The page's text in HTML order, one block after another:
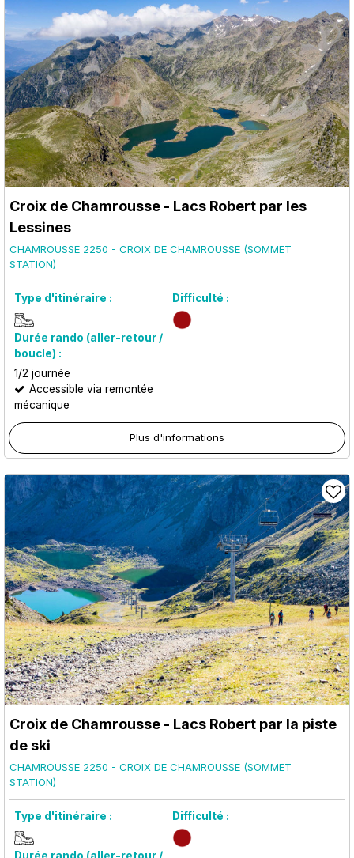
Croix de Chamrousse - Lacs Robert par les
Lessines
CHAMROUSSE 2250 - CROIX DE CHAMROUSSE (SOMMET
STATION)
Type d'itinéraire : Difficulté :
Durée rando (aller-retour /
boucle) :
1/2 journée
Accessible via remontée
mécanique
Plus d'informations
Croix de Chamrousse - Lacs Robert par la piste
de ski
CHAMROUSSE 2250 - CROIX DE CHAMROUSSE (SOMMET
STATION)
Type d'itinéraire : Difficulté :